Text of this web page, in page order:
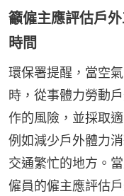
籲僱主應評估戶
時間
環保署提醒，當空
時，從事體力勞動
作的風險，並採取
例如減少戶外體力
交通繁忙的地方。
僱員的僱主應評估